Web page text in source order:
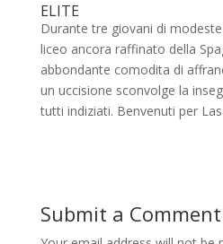
ELITE
Durante tre giovani di
liceo ancora raffinato della
abbondante comodita di
un uccisione sconvolge la
tutti indiziati. Benvenuti per Las
Submit a Comment